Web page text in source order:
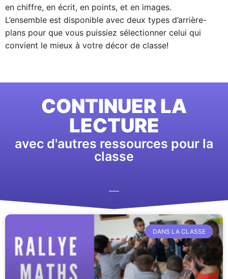
en chiffre, en écrit, en points, et en images.
L’ensemble est disponible avec deux types d’arrière-
plans pour que vous puissiez sélectionner celui qui
convient le mieux à votre décor de classe!
CONTINUER LA
LECTURE
avec d'autres ressources pour la
classe
DANS LA CLASSE